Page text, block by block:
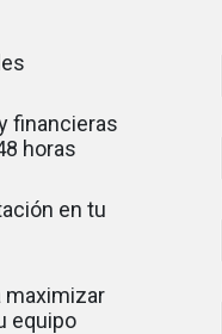
financieras
horas
en tu
maximizar
equipo